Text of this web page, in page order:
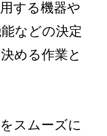
する機器や
などの決定
める作業と
スムーズに